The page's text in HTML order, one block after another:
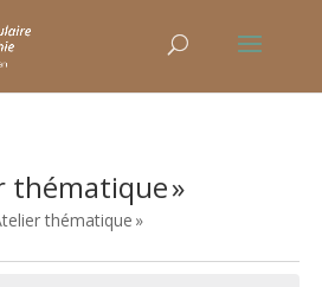
thématique »
thématique »